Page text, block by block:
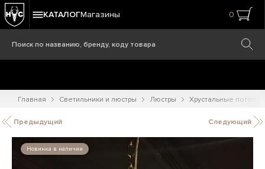
КАТАЛОГМагазины 0
Главная Светильники и люстры Люстры Хрустальные
Предыдущий Следующий
Новинка в наличии